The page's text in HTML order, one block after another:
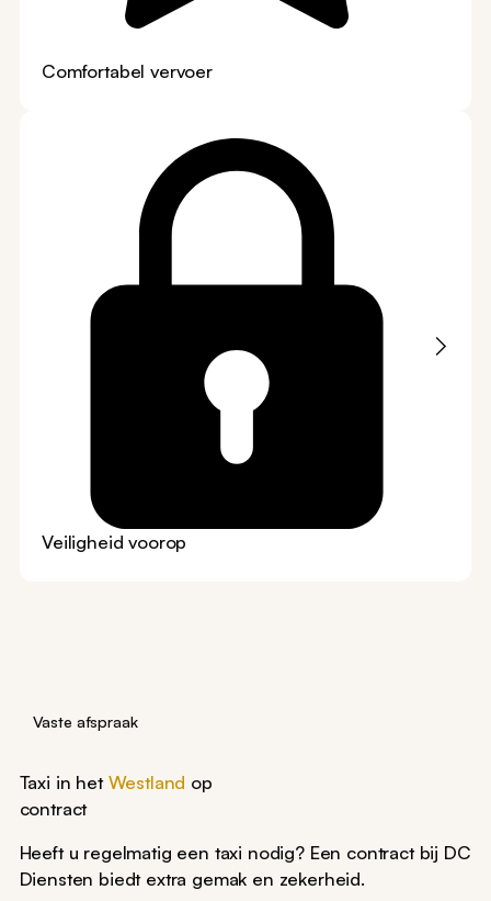
Comfortabel vervoer
Veiligheid voorop
Vaste afspraak
Taxi in hetWestland op
contract
Heeft u regelmatig een taxi nodig? Een contract bij DC
Diensten biedt extra gemak en zekerheid.